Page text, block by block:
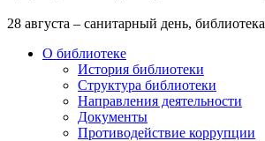
28 августа – санитарный день,
О библиотеке
История библиотеки
Структура библиотеки
Направления деятельности
Документы
Противодействие коррупции